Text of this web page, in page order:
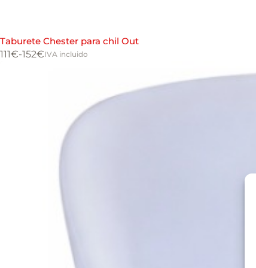
Taburete Chester para chil Out
111€-152€IVA incluido